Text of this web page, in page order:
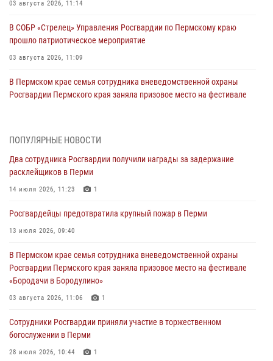
03 августа 2026, 11:14
В СОБР «Стрелец» Управления Росгвардии по Пермскому краю
прошло патриотическое мероприятие
03 августа 2026, 11:09
В Пермском крае семья сотрудника вневедомственной охраны
Росгвардии Пермского края заняла призовое место на фестивале
юных спортсменов
03 августа 2026, 10:59
30 июля 2026, 05:19
богослужении в Перми
28 июля 2026, 10:44
Росгвардейцы оказали силовую поддержку при задержании
28 июля 2026, 06:15
ПОПУЛЯРНЫЕ НОВОСТИ
Два сотрудника Росгвардии получили награды за задержание
расклейщиков в Перми
14 июля 2026, 11:23 1
Росгвардейцы предотвратила крупный пожар в Перми
13 июля 2026, 09:40
В Пермском крае семья сотрудника вневедомственной охраны
Росгвардии Пермского края заняла призовое место на фестивале
«Бородачи в Бородулино»
03 августа 2026, 11:06 1
Сотрудники Росгвардии приняли участие в торжественном
богослужении в Перми
28 июля 2026, 10:44 1